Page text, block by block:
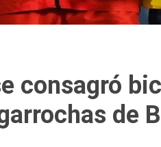
consagró
de